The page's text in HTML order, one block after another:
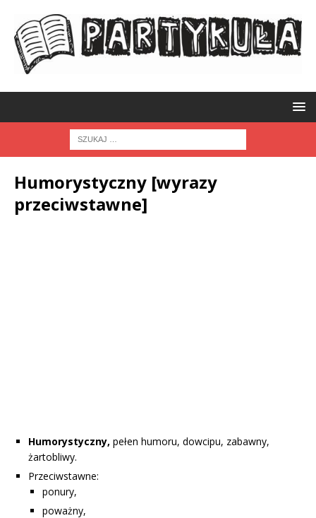
Humorystyczny [wyrazy
przeciwstawne]
Humorystyczny, pełen humoru, dowcipu, zabawny,
żartobliwy.
Przeciwstawne:
ponury,
poważny,